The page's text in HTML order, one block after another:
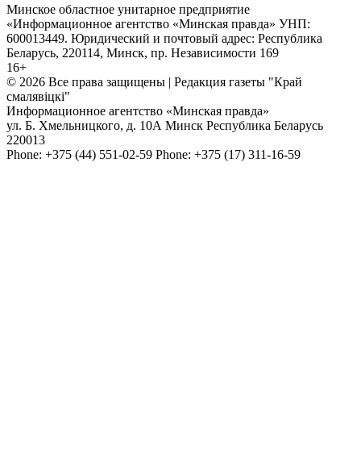
Минское областное унитарное предприятие
«Информационное агентство «Минская правда» УНП:
600013449. Юридический и почтовый адрес: Республика
Беларусь, 220114, Минск, пр. Независимости 169
16+
© 2026 Все права защищены | Редакция газеты "Край
смалявiцкi"
Информационное агентство «Минская правда»
ул. Б. Хмельницкого, д. 10А Минск Республика Беларусь
220013
Phone: +375 (44) 551-02-59 Phone: +375 (17) 311-16-59